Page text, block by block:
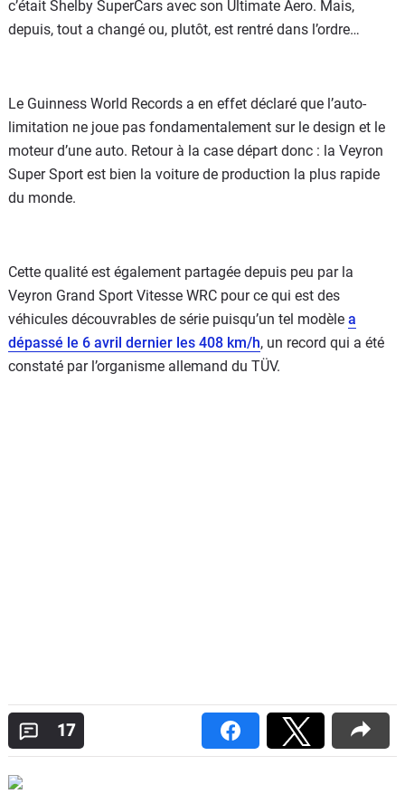
c’était Shelby SuperCars avec son Ultimate Aero. Mais,
depuis, tout a changé ou, plutôt, est rentré dans l’ordre…
Le Guinness World Records a en effet déclaré que l’auto-
limitation ne joue pas fondamentalement sur le design et le
moteur d’une auto. Retour à la case départ donc : la Veyron
Super Sport est bien la voiture de production la plus rapide
du monde.
Cette qualité est également partagée depuis peu par la
Veyron Grand Sport Vitesse WRC pour ce qui est des
véhicules découvrables de série puisqu’un tel modèle a
dépassé le 6 avril dernier les 408 km/h, un record qui a été
constaté par l’organisme allemand du TÜV.
17